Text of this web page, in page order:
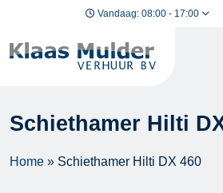
Ga naar inhoud Vandaag: 08:00 - 17:00
Schiethamer Hilti
Home » Schiethamer Hilti DX 460